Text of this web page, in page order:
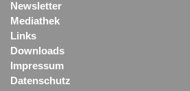
Newsletter
Mediathek
Links
Downloads
Impressum
Datenschutz